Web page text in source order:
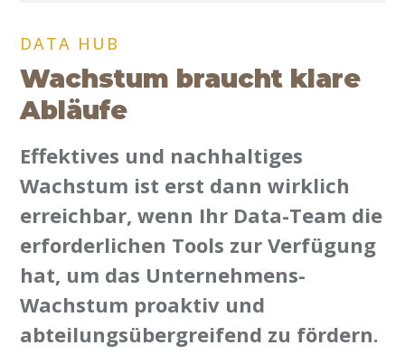
DATA HUB
Wachstum braucht klare
Abläufe
Effektives und nachhaltiges
Wachstum ist erst dann wirklich
erreichbar, wenn Ihr Data-Team die
erforderlichen Tools zur Verfügung
hat, um das Unternehmens-
Wachstum proaktiv und
abteilungsübergreifend zu fördern.